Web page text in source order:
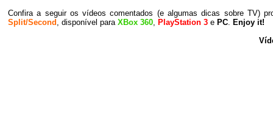
Confira a seguir os vídeos comentados (e algumas dicas sobre TV)
Split/Second , disponível paraXBox 360, PlayStation 3 e PC. Enjoy it!